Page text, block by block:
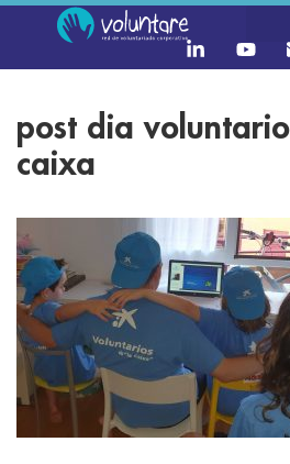
post dia
caixa